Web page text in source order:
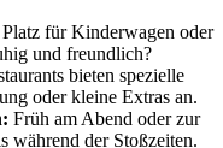
für Kinderwagen oder
und freundlich?
bieten spezielle
oder kleine Extras an.
Früh am Abend oder zur
während der Stoßzeiten.